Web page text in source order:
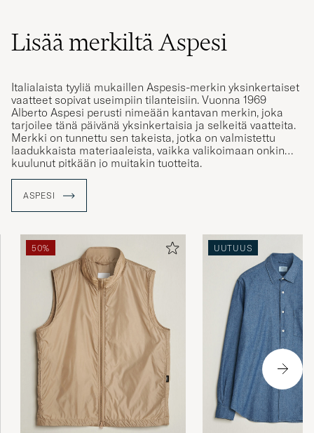
Lisää merkiltä Aspesi
Italialaista tyyliä mukaillen Aspesis-merkin yksinkertaiset
vaatteet sopivat useimpiin tilanteisiin. Vuonna 1969
Alberto Aspesi perusti nimeään kantavan merkin, joka
tarjoilee tänä päivänä yksinkertaisia ja selkeitä vaatteita.
Merkki on tunnettu sen takeista, jotka on valmistettu
laadukkaista materiaaleista, vaikka valikoimaan onkin
kuulunut pitkään jo muitakin tuotteita.
ASPESI
50% UUTUUS